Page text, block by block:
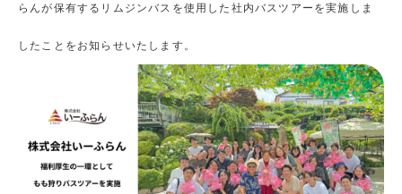
らんが保有するリムジンバスを使用した社内バスツアーを実施しま
したことをお知らせいたします。